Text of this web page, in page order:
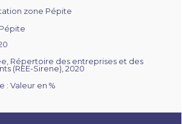
zone Pépite
Répertoire des entreprises et des
(REE-Sirene), 2020
: Valeur en %